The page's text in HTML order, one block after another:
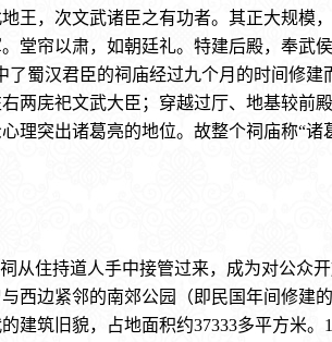
，次文武诸臣之有功者。其正大规模
帘以肃，如朝廷礼。特建后殿，奉武
蜀汉君臣的祠庙经过九个月的时间修
两庑祀文武大臣；穿越过厅、地基较前
突出诸葛亮的地位。故整个祠庙称“
从住持道人手中接管过来，成为对公众
西边紧邻的南郊公园（即民国年间修建
筑旧貌，占地面积约37333多平方米